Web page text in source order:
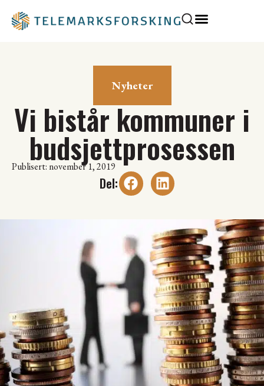
Nyheter
Vi bistår kommuner i
budsjettprosessen
Publisert: november 1, 2019